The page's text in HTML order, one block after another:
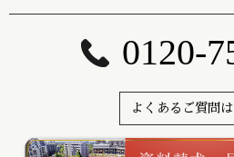
0120-
よくあるご質問